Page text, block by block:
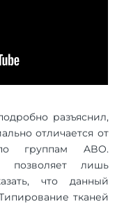
разъяснил,
отличается от
группам ABO.
позволяет лишь
что данный
тканей